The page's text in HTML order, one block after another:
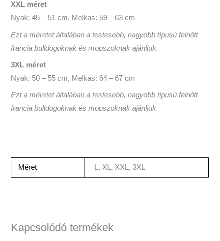
XXL méret
Nyak: 45 – 51 cm, Melkas: 59 – 63 cm
Ezt a méretet általában a testesebb, nagyobb típusú felnőtt
francia bulldogoknak és mopszoknak ajánljuk.
3XL méret
Nyak: 50 – 55 cm, Melkas: 64 – 67 cm
Ezt a méretet általában a testesebb, nagyobb típusú felnőtt
francia bulldogoknak és mopszoknak ajánljuk.
Méret L, XL, XXL, 3XL
Kapcsolódó termékek